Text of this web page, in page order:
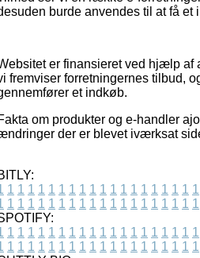
burde anvendes til at få et
er finansieret ved hjælp af
fremviser forretningernes tilbud,
et indkøb.
om produkter og e-handler
der er blevet iværksat
1 1 1 1 1 1 1 1 1 1 1 1 1 1 1 1 1 1 1
1 1 1 1 1 1 1 1 1 1 1 1 1 1 1 1 1 1 1
1 1 1 1 1 1 1 1 1 1 1 1 1 1 1 1 1 1 1
1 1 1 1 1 1 1 1 1 1 1 1 1 1 1 1 1 1 1